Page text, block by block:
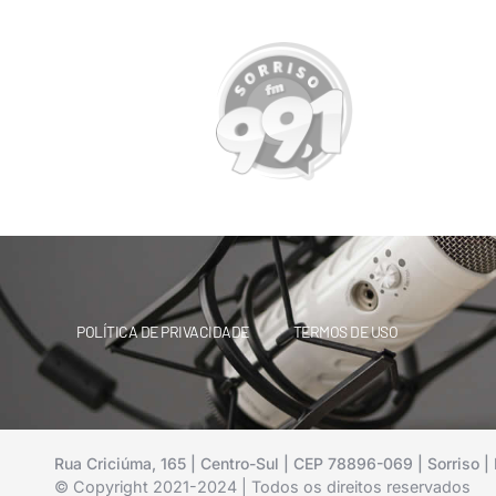
POLÍTICA DE PRIVACIDADE TERMOS DE USO
Rua Criciúma, 165 | Centro-Sul | CEP 78896-069 | Sorriso
© Copyright 2021-2024 | Todos os direitos reservados